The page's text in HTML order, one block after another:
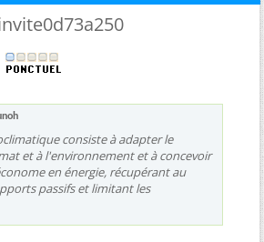
consiste à adapter le
et à l'environnement et à concevoir
en énergie, récupérant au
passifs et limitant les